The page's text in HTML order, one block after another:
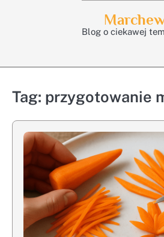
Blog o ciekawej
Tag: przygotowanie